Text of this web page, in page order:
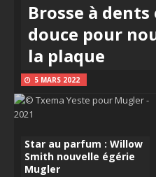
Brosse à
douce pour
la plaque
5 MARS 2022
Star au parfum : Willow
Smith nouvelle égérie
Mugler